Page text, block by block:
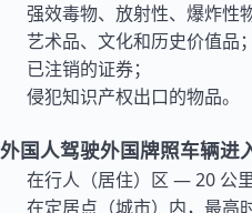
强效毒物、放射性、爆炸性
艺术品、文化和历史价值品；
已注销的证券；
侵犯知识产权出口的物品。
外国人驾驶外国牌照车辆进
在行人（居住）区 — 20 公里
在定居点（城市）内，最高